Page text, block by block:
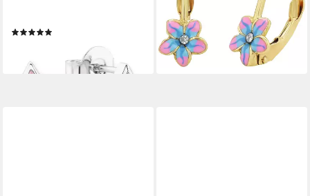
lieferbar - in 2-3 Werktagen bei dir
Paar Ohrhänger Blume, mit
Zirkonia (synth) und Emaille
199,00 €
lieferbar - in 2-3 Werktagen bei dir